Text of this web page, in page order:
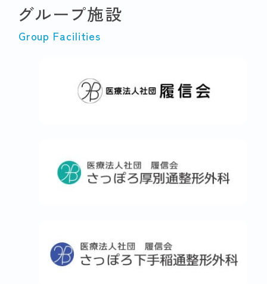
グループ施設
Group Facilities